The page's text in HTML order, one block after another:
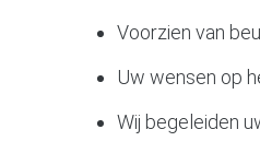
Voorzien van
Uw wensen op
Wij begeleiden